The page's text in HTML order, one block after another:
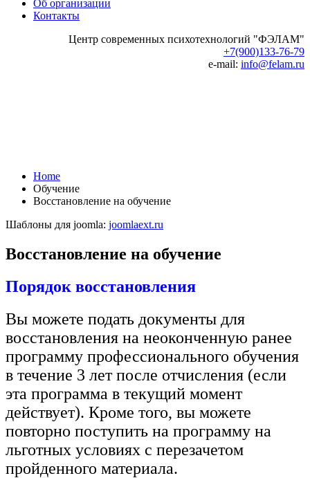
Об организации
Контакты
Центр современных психотехнологий "ФЭЛАМ"
+7(900)133-76-79
e-mail: info@felam.ru
Home
Обучение
Восстановление на обучение
Шаблоны для joomla: joomlaext.ru
Восстановление на обучение
Порядок восстановления
Вы можете подать документы для
восстановления на неоконченную ранее
программу профессионального обучения
в течение 3 лет после отчисления (если
эта программа в текущий момент
действует). Кроме того, вы можете
повторно поступить на программу на
льготных условиях с перезачетом
пройденного материала.